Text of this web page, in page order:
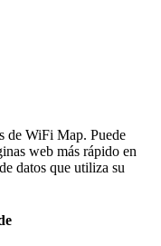
de WiFi Map. Puede
web más rápido en
datos que utiliza su